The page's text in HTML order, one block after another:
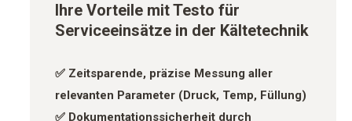
Ihre Vorteile mit Testo für
Serviceeinsätze in der Kältetechnik
✅ Zeitsparende, präzise Messung aller
relevanten Parameter (Druck, Temp, Füllung)
✅ Dokumentationssicherheit durch